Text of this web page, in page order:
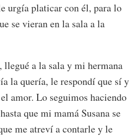
urgía platicar con él, para lo
se vieran en la sala a la
llegué a la sala y mi hermana
la quería, le respondí que sí y
amor. Lo seguimos haciendo
que mi mamá Susana se
me atreví a contarle y le